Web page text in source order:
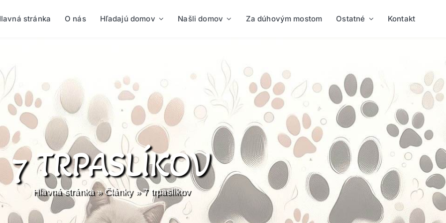
stránka O nás Hľadajú domov Našli domov Za dúhovým mostom Ostatné Kontakt
7 TRPASLÍKOV
Hlavná stránka»Články»7 trpaslíkov